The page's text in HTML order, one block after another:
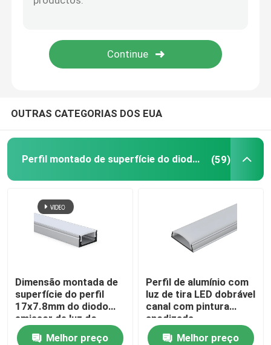
Tubo do silicone do diodo emissor de luz
OUTRAS CATEGORIAS DOS EUA
Perfil montado de superfície do diodo emissor de luz (59)
Dimensão montada de
superfície do perfil
17x7.8mm do diodo
emissor de luz do
escritório do vestuário
Melhor preço
Perfil de alumínio com
luz de tira LED dobrável
canal com pintura
anodizada
Melhor preço